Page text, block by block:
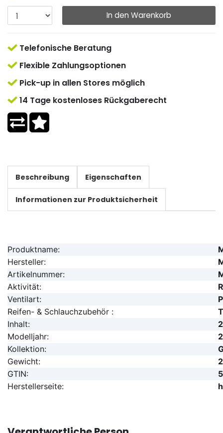
In den Warenkorb
Telefonische Beratung
Flexible Zahlungsoptionen
Pick-up in allen Stores möglich
14 Tage kostenloses Rückgaberecht
Beschreibung Eigenschaften
Informationen zur Produktsicherheit
Produktname:
Hersteller:
Artikelnummer:
Aktivität:
Ventilart:
Reifen- & Schlauchzubehör :
Inhalt:
Modelljahr:
Kollektion:
Gewicht:
GTIN:
Herstellerseite: